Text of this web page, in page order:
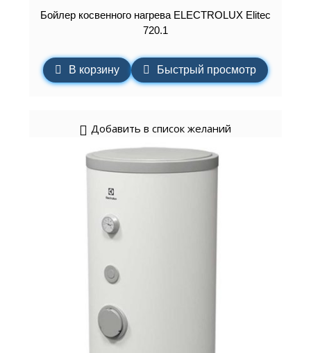
Бойлер косвенного нагрева ELECTROLUX Elitec
720.1
В корзину Быстрый просмотр
Добавить в список желаний